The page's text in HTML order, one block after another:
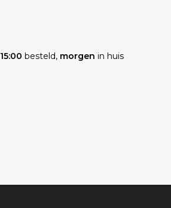
15:00 besteld, morgen in huis